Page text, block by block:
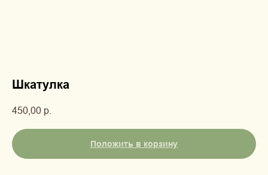
Шкатулка
450,00 р.
Положить в корзину